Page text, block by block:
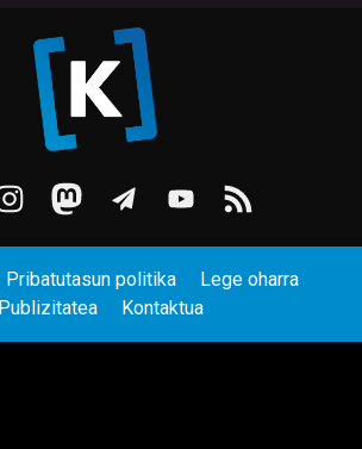
Pribatutasun politika
Lege oharra
Publizitatea
Kontaktua